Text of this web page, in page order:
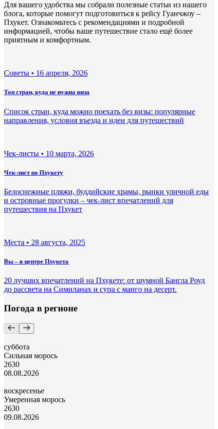
Для вашего удобства мы собрали полезные статьи из нашего
блога, которые помогут подготовиться к рейсу Гуанчжоу –
Пхукет. Ознакомьтесь с рекомендациями и подробной
информацией, чтобы ваше путешествие стало ещё более
приятным и комфортным.
Советы • 16 апреля, 2026
Топ стран, куда не нужна виза
Список стран, куда можно поехать без визы: популярные
направления, условия въезда и идеи для путешествий
Чек-листы • 10 марта, 2026
Чек-лист по Пхукету
Белоснежные пляжи, буддийские храмы, рынки уличной еды
и островные прогулки – чек-лист впечатлений для
путешествия на Пхукет
Места • 28 августа, 2025
Вы – в центре Пхукета
20 лучших впечатлений на Пхукете: от шумной Бангла Роуд
до рассвета на Симиланах и супа с манго на десерт.
Погода в регионе
суббота
Сильная морось
2630
08.08.2026
воскресенье
Умеренная морось
2630
09.08.2026